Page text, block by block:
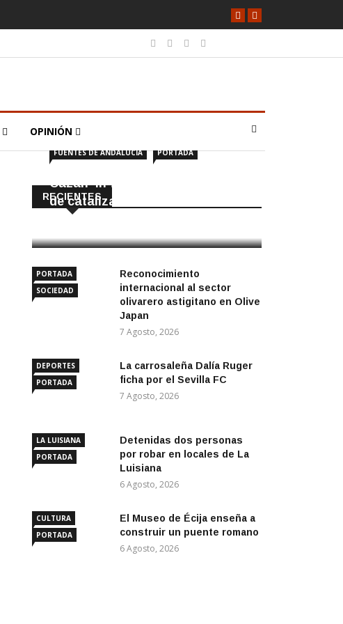
OPINIÓN
RECIENTES
FUENTES DE ANDALUCÍA PORTADA
Cazan ‘in fraganti’ a ladrones
de catalizadores
PORTADA
SOCIEDAD
Reconocimiento
internacional al sector
olivarero astigitano en Olive
Japan
7 Agosto, 2026
DEPORTES
PORTADA
La carrosaleña Dalía Ruger
ficha por el Sevilla FC
7 Agosto, 2026
LA LUISIANA
PORTADA
Detenidas dos personas
por robar en locales de La
Luisiana
6 Agosto, 2026
CULTURA
PORTADA
El Museo de Écija enseña a
construir un puente romano
6 Agosto, 2026